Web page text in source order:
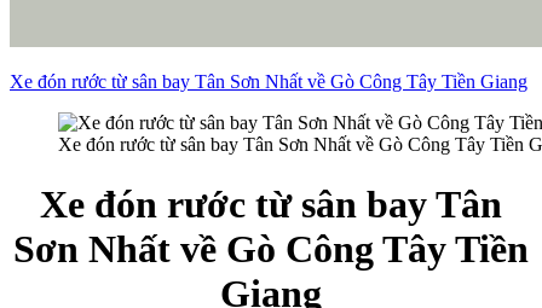
Xe đón rước từ sân bay Tân Sơn Nhất về Gò Công Tây Tiền Giang
Xe đón rước từ sân bay Tân Sơn Nhất về Gò Công Tây Tiền
Xe đón rước từ sân bay Tân
Sơn Nhất về Gò Công Tây Tiền
Giang